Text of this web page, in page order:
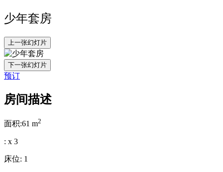
少年套房
上一张幻灯片
下一张幻灯片
预订
房间描述
面积:61 m2
: x 3
床位: 1